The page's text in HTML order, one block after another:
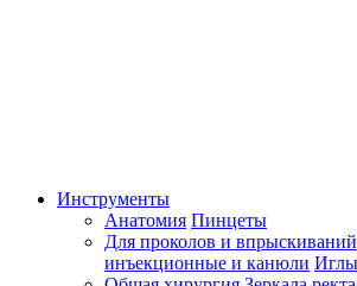
Инструменты
Анатомия Пинцеты
Для проколов и впрыскиваний
инъекционные и канюли